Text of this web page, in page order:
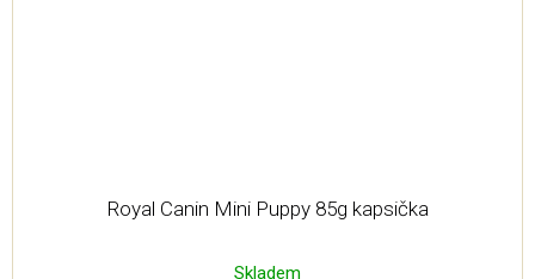
Royal Canin Mini Puppy 85g kapsička
Skladem